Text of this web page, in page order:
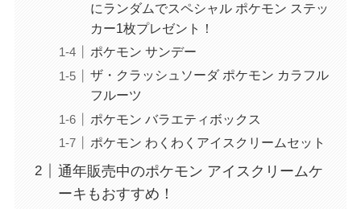
にランダムでスペシャル ポケモン ステッ
カー1枚プレゼント！
ポケモン サンデー
ザ・クラッシュソーダ ポケモン カラフル
フルーツ
ポケモン バラエティボックス
ポケモン わくわくアイスクリームセット
通年販売中のポケモン アイスクリームケ
ーキもおすすめ！